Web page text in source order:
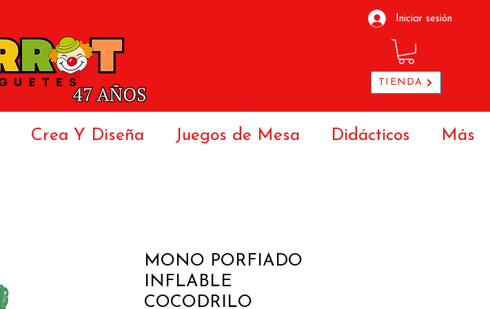
Iniciar sesión
TIENDA
MONO PORFIADO
INFLABLE
COCODRILO
Crea Y Diseña Juegos de Mesa Didácticos Más